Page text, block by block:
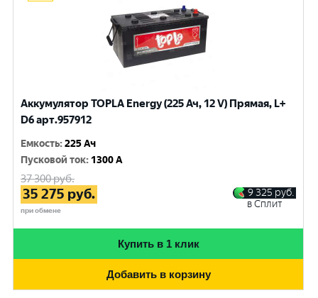
Аккумулятор TOPLA Energy (225 Ач, 12 V) Прямая, L+
D6 арт.957912
Емкость:225 Ач
Пусковой ток: 1300 A
37 300руб.
35 275 руб.
при обмене
9 325 руб.
в Сплит
Купить в 1 клик
Добавить в корзину